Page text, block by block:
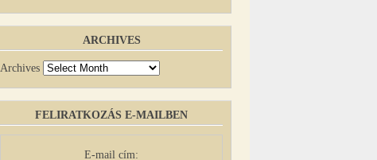
ARCHIVES
Archives
FELIRATKOZÁS E-MAILBEN
E-mail cím: